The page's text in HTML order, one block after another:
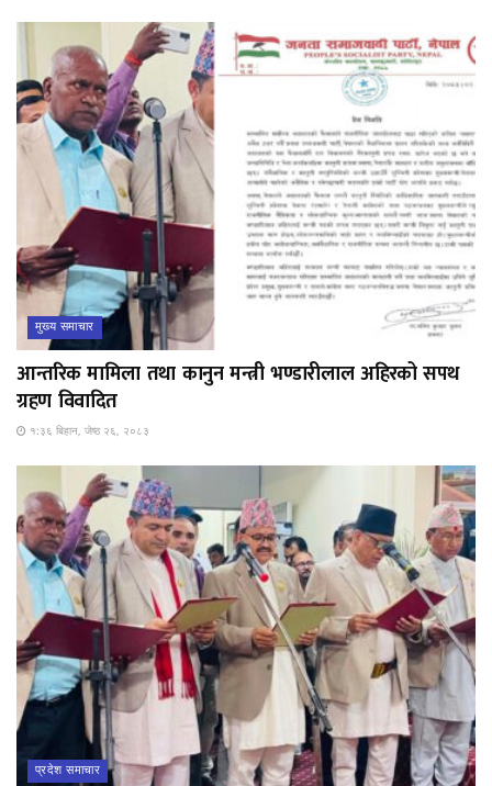
मुख्य समाचार
आन्तरिक मामिला तथा कानुन मन्त्री भण्डारीलाल अहिरको सपथ
ग्रहण विवादित
१:३६ बिहान, जेष्ठ २६, २०८३
प्रदेश समाचार